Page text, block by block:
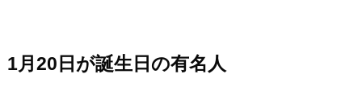
1月20日が誕生日の有名人